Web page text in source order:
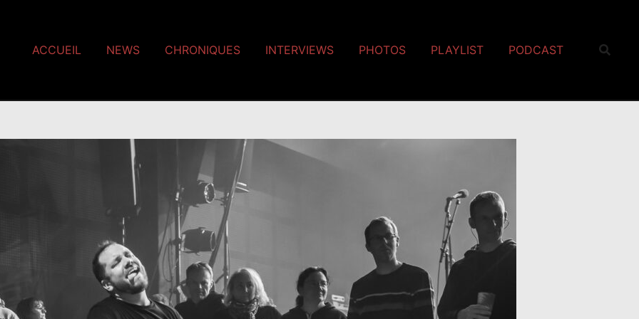
ACCUEIL NEWS CHRONIQUES INTERVIEWS PHOTOS PLAYLIST PODCAST